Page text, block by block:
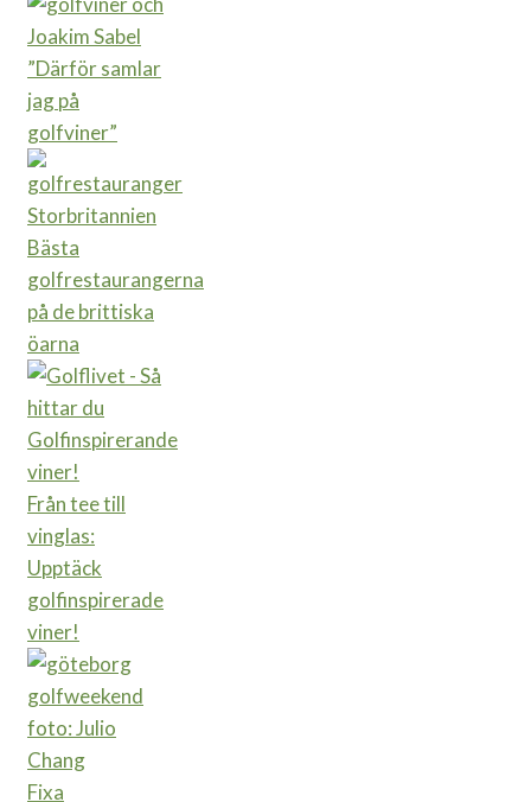
”Därför samlar
jag på
golfviner”
Bästa
golfrestaurangerna
på de brittiska
öarna
Från tee till
vinglas:
Upptäck
golfinspirerade
viner!
Fixa